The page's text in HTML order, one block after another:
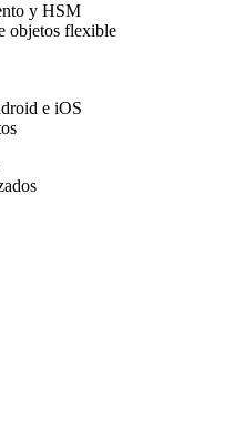
y HSM
objetos flexible
e iOS